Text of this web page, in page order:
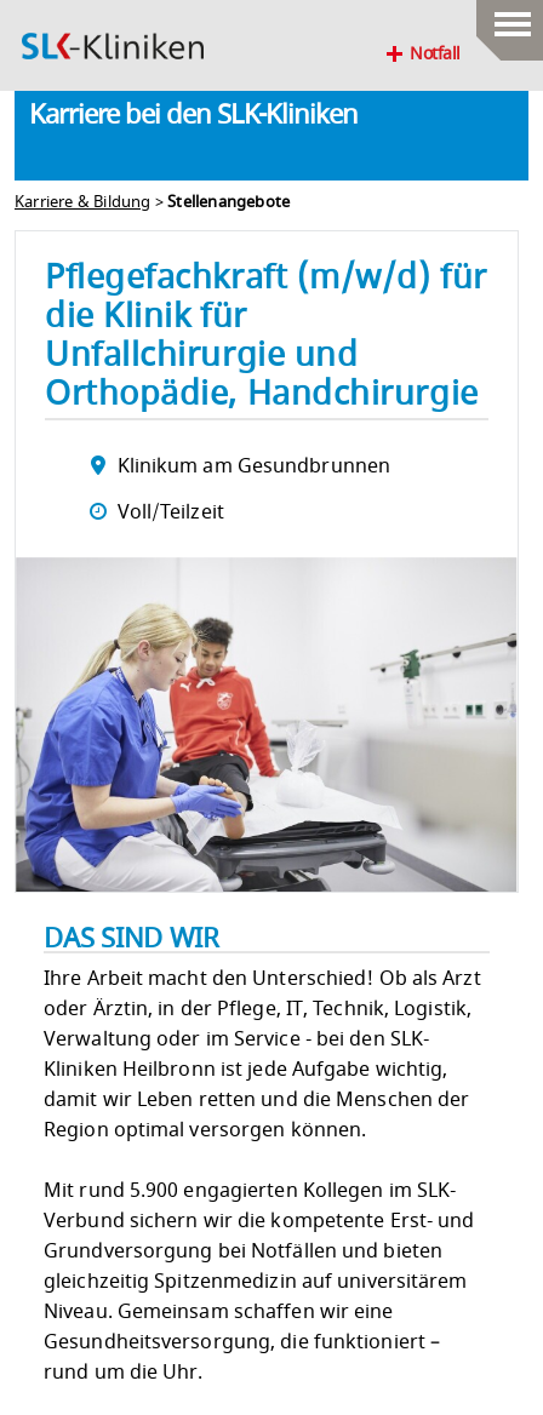
Notfall
Karriere bei den SLK-Kliniken
Karriere & Bildung >Stellenangebote
Pflegefachkraft (m/w/d) für
die Klinik für
Unfallchirurgie und
Orthopädie, Handchirurgie
Klinikum am Gesundbrunnen
Voll/Teilzeit
DAS SIND WIR
Ihre Arbeit macht den Unterschied! Ob als Arzt
oder Ärztin, in der Pflege, IT, Technik, Logistik,
Verwaltung oder im Service - bei den SLK-
Kliniken Heilbronn ist jede Aufgabe wichtig,
damit wir Leben retten und die Menschen der
Region optimal versorgen können.
Mit rund 5.900 engagierten Kollegen im SLK-
Verbund sichern wir die kompetente Erst- und
Grundversorgung bei Notfällen und bieten
gleichzeitig Spitzenmedizin auf universitärem
Niveau. Gemeinsam schaffen wir eine
Gesundheitsversorgung, die funktioniert –
rund um die Uhr.